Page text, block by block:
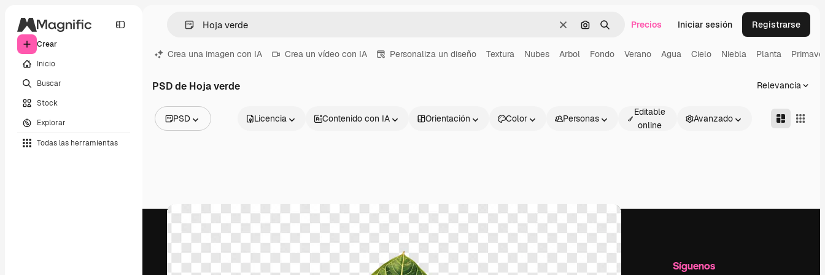
Crear
Inicio
Buscar
Stock
Explorar
Todas las herramientas
BorrarBuscar por imagen
BuscarPrecios Iniciar sesión Registrarse
Crea una imagen con IA Crea un vídeo con IA Personaliza un diseño Textura Nubes Arbol Fondo Verano Agua Cielo Niebla Planta
PSD de Hoja verde Relevancia
PSD
Vídeos
Iconos
Modelos 3D
Fuentes
Licencia Contenido con IA Orientación Color Personas
Editable
online
Avanzado
Productos Información útil Empresa Síguenos